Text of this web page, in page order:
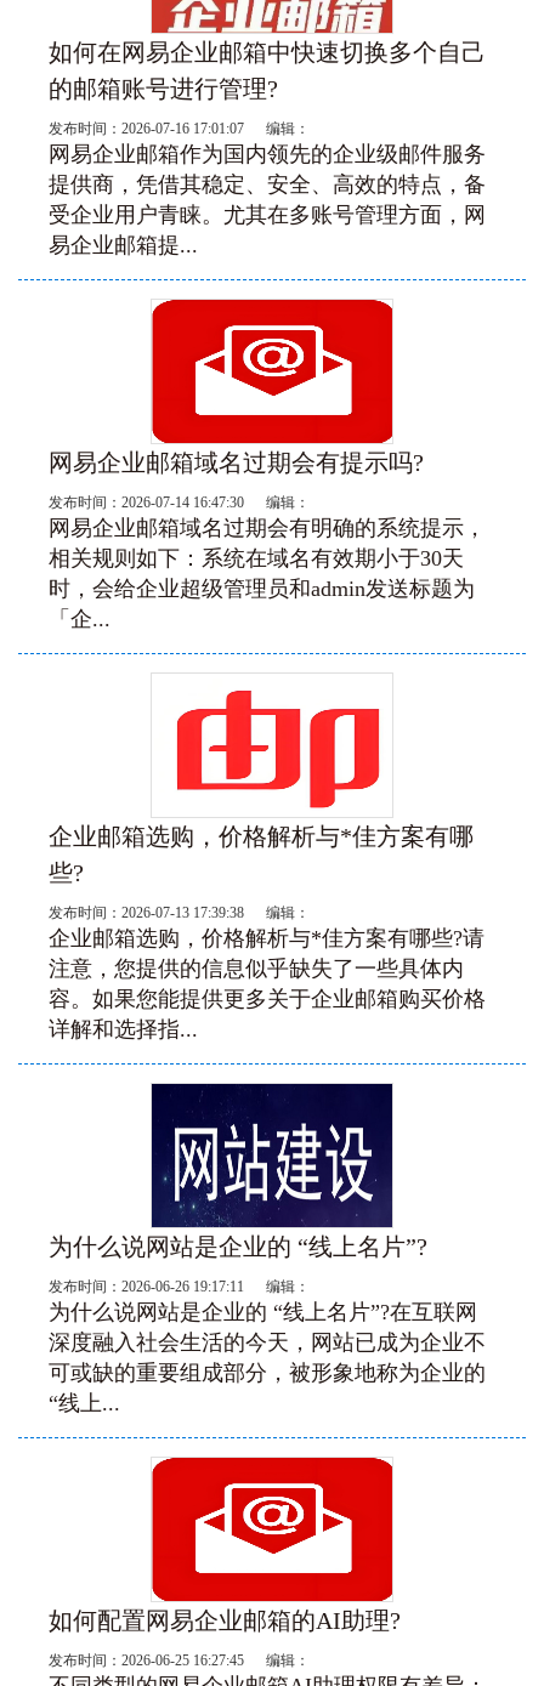
如何在网易企业邮箱中快速切换多个自己
的邮箱账号进行管理?
发布时间：2026-07-16 17:01:07 编辑：
网易企业邮箱作为国内领先的企业级邮件服务
提供商，凭借其稳定、安全、高效的特点，备
受企业用户青睐。尤其在多账号管理方面，网
易企业邮箱提...
网易企业邮箱域名过期会有提示吗?
发布时间：2026-07-14 16:47:30 编辑：
网易企业邮箱域名过期‌会有明确的系统提示‌，
相关规则如下：系统在域名有效期小于30天
时，会给企业超级管理员和admin发送标题为
「企...
企业邮箱选购，价格解析与*佳方案有哪
些?
发布时间：2026-07-13 17:39:38 编辑：
企业邮箱选购，价格解析与*佳方案有哪些?请
注意，您提供的信息似乎缺失了一些具体内
容。如果您能提供更多关于企业邮箱购买价格
详解和选择指...
为什么说网站是企业的 “线上名片”?
发布时间：2026-06-26 19:17:11 编辑：
为什么说网站是企业的 “线上名片”?在互联网
深度融入社会生活的今天，网站已成为企业不
可或缺的重要组成部分，被形象地称为企业的
“线上...
如何配置网易企业邮箱的AI助理?
发布时间：2026-06-25 16:27:45 编辑：